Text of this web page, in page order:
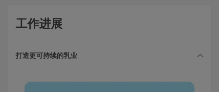
工作进展
打造更可持续的乳业